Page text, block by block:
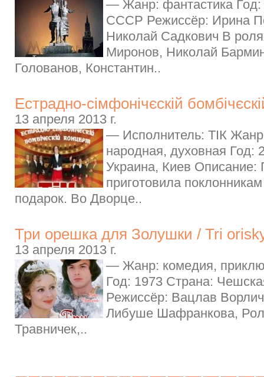
— Жанр: фантастика Год:
СССР Режиссёр: Ирина
Николай Садкович В
Миронов, Николай
Голованов, Константин..
Естрадно-сімфонічєскій
13 апреля 2013 г.
— Исполнитель: ТІК
народная, духовная Год:
Украина, Киев Описание:
приготовила
подарок. Во Дворце..
Три орешка для Золушки / Tri
13 апреля 2013 г.
— Жанр: комедия,
Год: 1973 Страна:
Режиссёр: Вацлав
Либуше Шафранкова,
Травничек,..